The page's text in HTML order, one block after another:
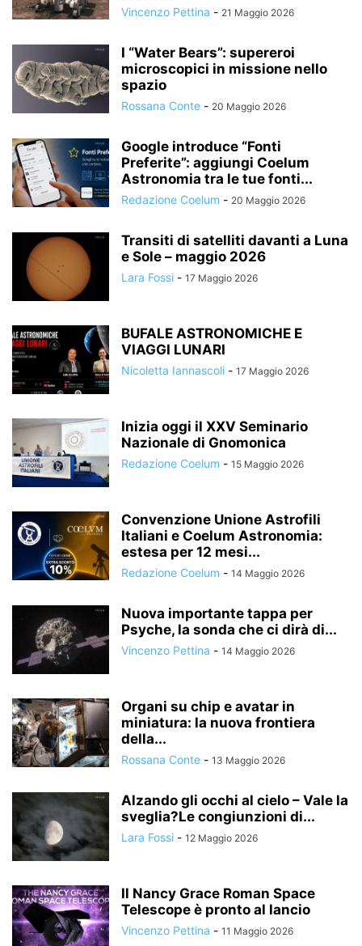
Vincenzo Pettina - 21 Maggio 2026
I “Water Bears”: supereroi
microscopici in missione nello
spazio
Rossana Conte - 20 Maggio 2026
Google introduce “Fonti
Preferite”: aggiungi Coelum
Astronomia tra le tue fonti...
Redazione Coelum - 20 Maggio 2026
Transiti di satelliti davanti a Luna
e Sole – maggio 2026
Lara Fossi - 17 Maggio 2026
BUFALE ASTRONOMICHE E
VIAGGI LUNARI
Nicoletta Iannascoli - 17 Maggio 2026
Inizia oggi il XXV Seminario
Nazionale di Gnomonica
Redazione Coelum - 15 Maggio 2026
Convenzione Unione Astrofili
Italiani e Coelum Astronomia:
estesa per 12 mesi...
Redazione Coelum - 14 Maggio 2026
Nuova importante tappa per
Psyche, la sonda che ci dirà di...
Vincenzo Pettina - 14 Maggio 2026
Organi su chip e avatar in
miniatura: la nuova frontiera
della...
Rossana Conte - 13 Maggio 2026
Alzando gli occhi al cielo – Vale la
sveglia?Le congiunzioni di...
Lara Fossi - 12 Maggio 2026
Il Nancy Grace Roman Space
Telescope è pronto al lancio
Vincenzo Pettina - 11 Maggio 2026